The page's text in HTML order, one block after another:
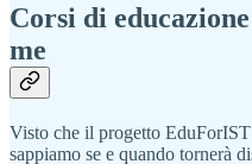
Corsi di
me
Visto che il progetto
sappiamo se e quando tornerà